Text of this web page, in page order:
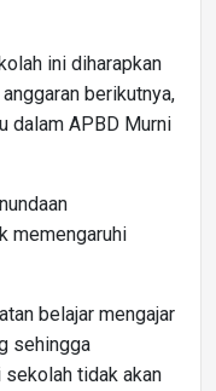
ini diharapkan
berikutnya,
dalam APBD Murni
memengaruhi
belajar mengajar
sehingga
tidak akan